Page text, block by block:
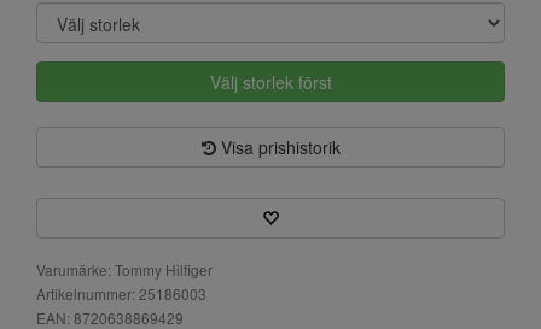
Välj storlek först
Visa prishistorik
Varumärke: Tommy Hilfiger
Artikelnummer: 25186003
EAN: 8720638869429